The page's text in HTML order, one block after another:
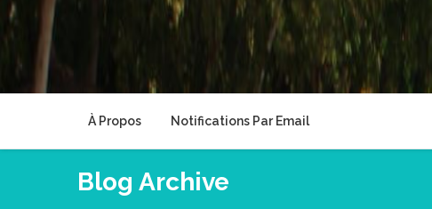
À Propos Notifications Par Email
Blog Archive